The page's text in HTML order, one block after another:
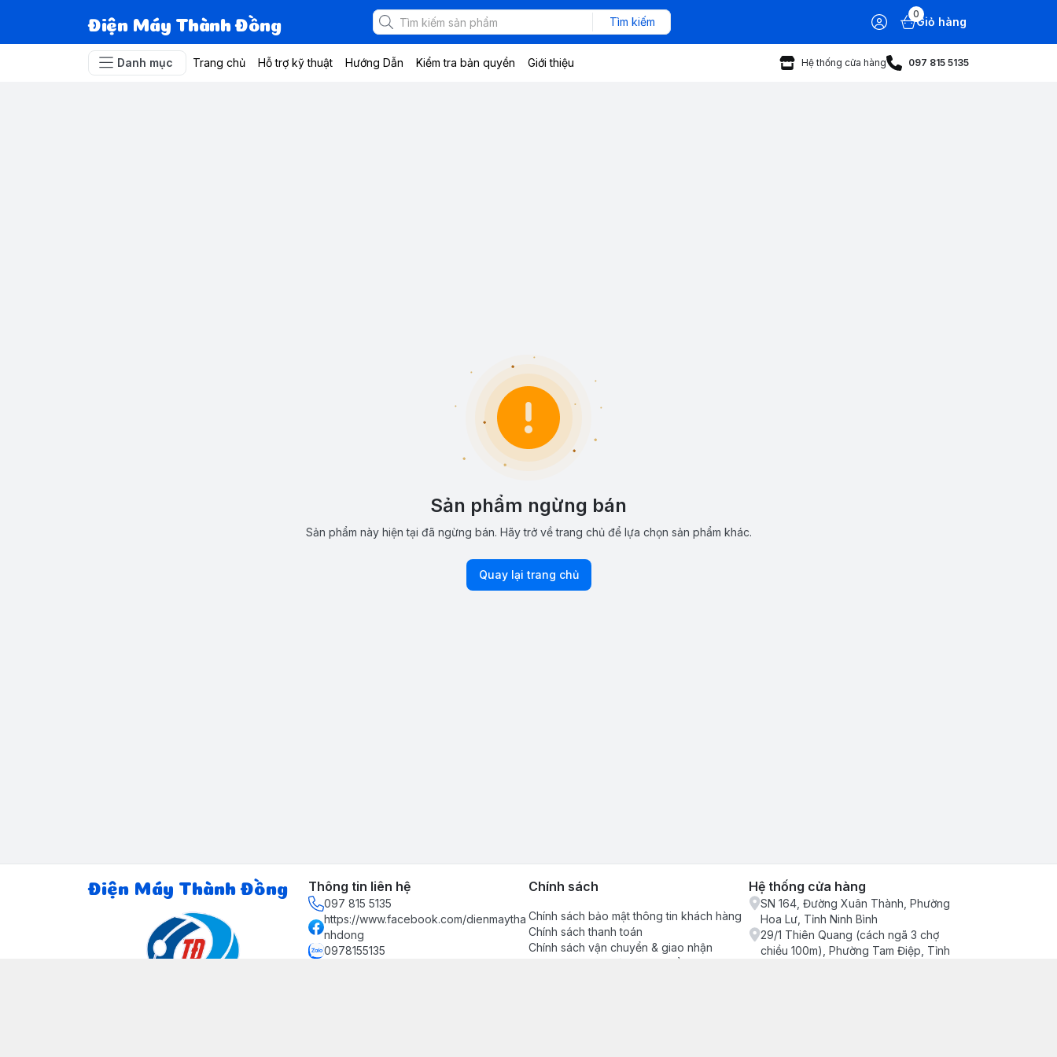
Điện Máy Thành Đồng Tìm kiếm
0
Giỏ hàng
Danh mục Trang chủ Hỗ trợ kỹ thuật Hướng Dẫn Kiểm tra bản quyền Giới thiệu Hệ thống cửa hàng 097 815 5135
Sản phẩm ngừng bán
Sản phẩm này hiện tại đã ngừng bán. Hãy trở về trang chủ để lựa chọn sản phẩm khác.
Quay lại trang chủ
Điện Máy Thành Đồng Thông tin liên hệ
097 815 5135
https://www.facebook.com/dienmaytha
nhdong
0978155135
Chính sách
Chính sách bảo mật thông tin khách hàng
Chính sách thanh toán
Chính sách vận chuyển & giao nhận
Chính sách bảo hành sản phẩm
Hệ thống cửa hàng
SN 164, Đường Xuân Thành, Phường
Hoa Lư, Tỉnh Ninh Bình
29/1 Thiên Quang (cách ngã 3 chợ
chiều 100m), Phường Tam Điệp, Tỉnh